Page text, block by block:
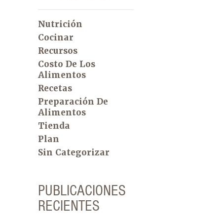
Nutrición
Cocinar
Recursos
Costo De Los
Alimentos
Recetas
Preparación De
Alimentos
Tienda
Plan
Sin Categorizar
PUBLICACIONES
RECIENTES